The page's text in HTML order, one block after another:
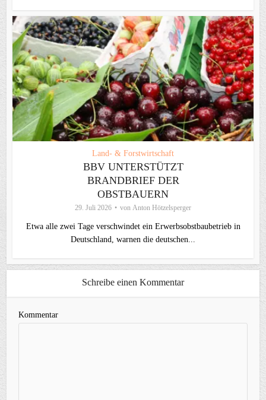
Land- & Forstwirtschaft
BBV UNTERSTÜTZT
BRANDBRIEF DER
OBSTBAUERN
29. Juli 2026 von Anton Hötzelsperger
Etwa alle zwei Tage verschwindet ein Erwerbsobstbaubetrieb in
Deutschland, warnen die deutschen...
Schreibe einen Kommentar
Kommentar